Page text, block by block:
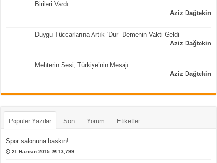
Birileri Vardı…
Aziz Dağtekin
Duygu Tüccarlarına Artık “Dur” Demenin Vakti Geldi
Aziz Dağtekin
Mehterin Sesi, Türkiye’nin Mesajı
Aziz Dağtekin
Popüler Yazılar Son Yorum Etiketler
Spor salonuna baskın!
21 Haziran 2015 13,799